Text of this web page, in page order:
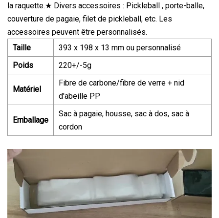
la raquette.★ Divers accessoires : Pickleball , porte-balle,
couverture de pagaie, filet de pickleball, etc. Les
accessoires peuvent être personnalisés.
Taille
393 x 198 x 13 mm ou personnalisé
Poids
220+/-5g
Matériel
Fibre de carbone/fibre de verre + nid
d'abeille PP
Emballage
Sac à pagaie, housse, sac à dos, sac à
cordon